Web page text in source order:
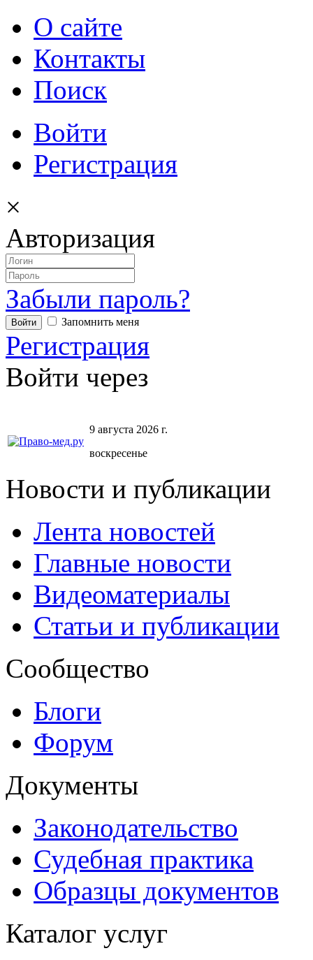
О сайте
Контакты
Поиск
Войти
Регистрация
×
Авторизация
Забыли пароль?
Запомнить меня
Регистрация
Войти через
9 августа 2026 г.
воскресенье
Новости и публикации
Лента новостей
Главные новости
Видеоматериалы
Статьи и публикации
Сообщество
Блоги
Форум
Документы
Законодательство
Судебная практика
Образцы документов
Каталог услуг